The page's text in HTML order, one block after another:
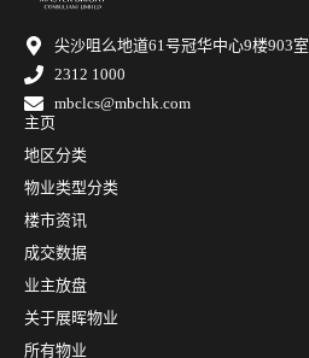
尖沙咀么地道61号冠华中心9楼903室
2312 1000
mbclcs@mbchk.com
主页
地区分类
物业类型分类
楼市资讯
成交数据
业主放盘
关于展晖物业
所有物业